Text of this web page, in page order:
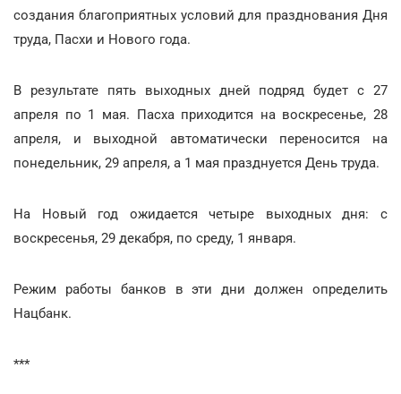
создания благоприятных условий для празднования Дня
труда, Пасхи и Нового года.
В результате пять выходных дней подряд будет с 27
апреля по 1 мая. Пасха приходится на воскресенье, 28
апреля, и выходной автоматически переносится на
понедельник, 29 апреля, а 1 мая празднуется День труда.
На Новый год ожидается четыре выходных дня: с
воскресенья, 29 декабря, по среду, 1 января.
Режим работы банков в эти дни должен определить
Нацбанк.
***